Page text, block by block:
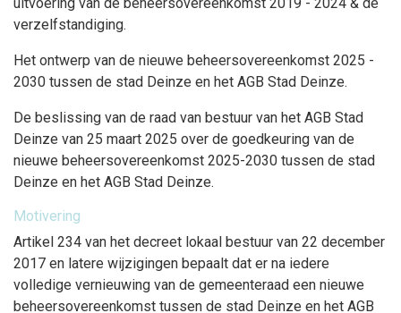
verzelfstandiging.
Het ontwerp van de nieuwe beheersovereenkomst 2025 -
2030 tussen de stad Deinze en het AGB Stad Deinze.
De beslissing van de raad van bestuur van het AGB Stad
Deinze van 25 maart 2025 over de goedkeuring van de
nieuwe beheersovereenkomst 2025-2030 tussen de stad
Deinze en het AGB Stad Deinze.
Motivering
Artikel 234 van het decreet lokaal bestuur van 22 december
2017 en latere wijzigingen bepaalt dat er na iedere
volledige vernieuwing van de gemeenteraad een nieuwe
beheersovereenkomst tussen de stad Deinze en het AGB